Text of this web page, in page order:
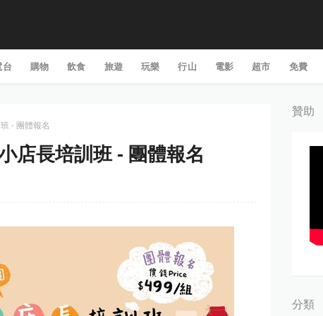
台 購物 飲食 旅遊 玩樂 行山 電影 超市 免費
- 團體報名
店長培訓班 - 團體報名
贊助
分類